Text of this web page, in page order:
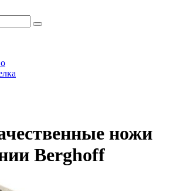
ножи
Berghoff